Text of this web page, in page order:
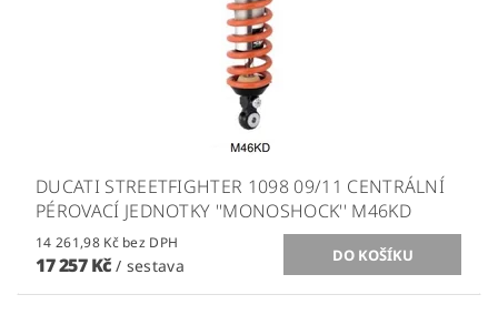
DUCATI STREETFIGHTER 1098 09/11 CENTRÁLNÍ
PÉROVACÍ JEDNOTKY ''MONOSHOCK'' M46KD
14 261,98 Kč bez DPH
17 257 Kč/ sestava